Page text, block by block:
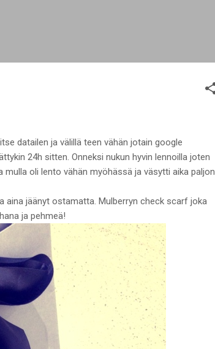
datailen ja välillä teen vähän jotain google
24h sitten. Onneksi nukun hyvin lennoilla joten
oli lento vähän myöhässä ja väsytti aika paljon.
aina jäänyt ostamatta. Mulberryn check scarf joka
ja pehmeä!